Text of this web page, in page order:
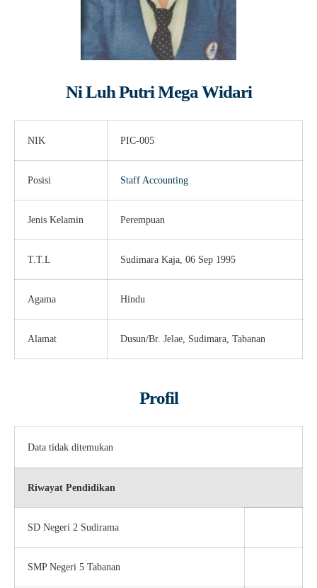
Ni Luh Putri Mega Widari
NIK PIC-005
Posisi Staff Accounting
Jenis Kelamin Perempuan
T.T.L Sudimara Kaja, 06 Sep 1995
Agama Hindu
Alamat Dusun/Br. Jelae, Sudimara, Tabanan
Profil
Data tidak ditemukan
Riwayat Pendidikan
SD Negeri 2 Sudirama
SMP Negeri 5 Tabanan